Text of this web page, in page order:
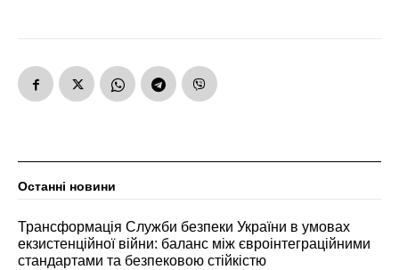
Останні новини
Трансформація Служби безпеки України в умовах
екзистенційної війни: баланс між євроінтеграційними
стандартами та безпековою стійкістю